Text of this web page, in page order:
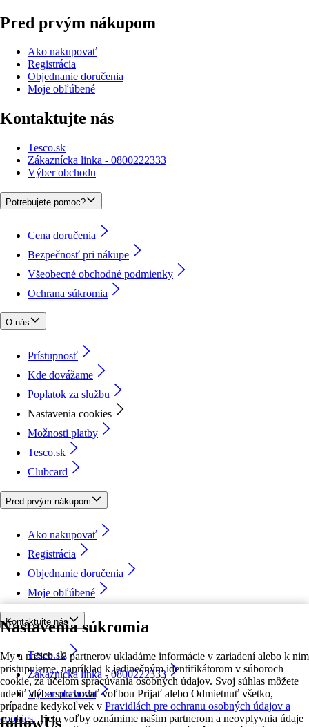
Nastavenia súkromia
My a našich 18 partnerov ukladáme informácie v zariadení alebo k nim
pristupujeme, napríklad k jedinečným identifikátorom v súboroch
cookie, za účelom spracúvania osobných údajov. Svoj súhlas môžete
udeliť alebo spravovať voľbou Prijať alebo Odmietnuť všetko,
prípadne kedykoľvek v Pravidlách pre ochranu osobných údajov a
cookies. Tieto voľby oznámime našim partnerom a neovplyvnia údaje
Pred prvým nákupom
Ako nakupovať
Registrácia
Objednanie doručenia
Moje obľúbené
Kontaktujte nás
Tesco.sk
Zákaznícka linka - 0800222333
Výber obchodu
Potrebujete pomoc?
Cena doručenia
Bezpečnosť pri nákupe
Všeobecné obchodné podmienky
Ochrana súkromia
O nás
Prístupnosť
Kde dovážame
Poplatok za službu
Nastavenia cookies
Možnosti platby
Tesco.sk
Clubcard
Pred prvým nákupom
Ako nakupovať
Registrácia
Objednanie doručenia
Moje obľúbené
Kontaktujte nás
Tesco.sk
Zákaznícka linka - 0800222333
Výber obchodu
followUs